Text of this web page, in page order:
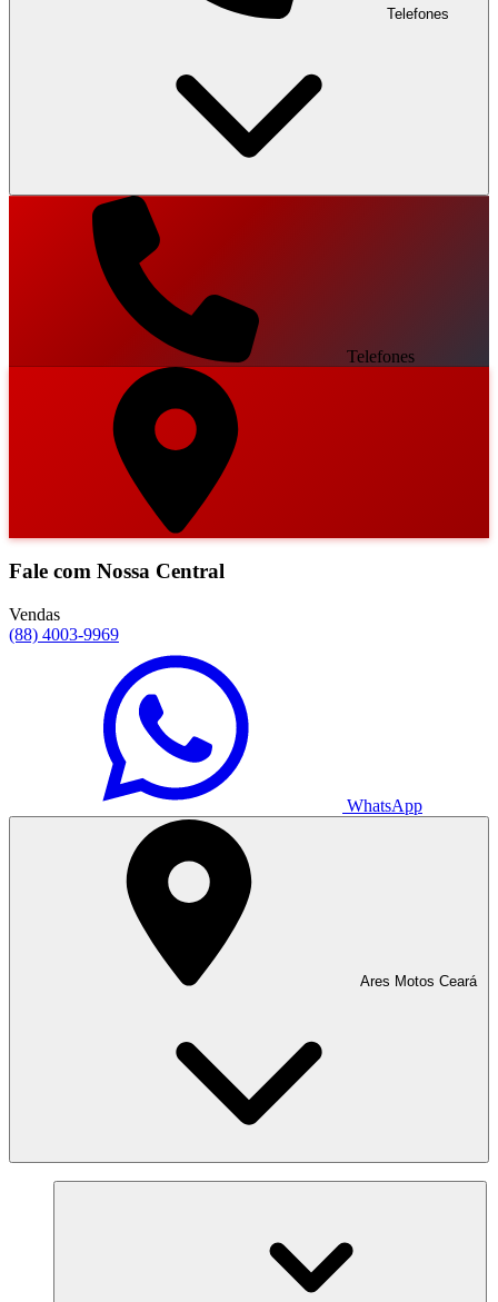
Telefones
Telefones
Fale com Nossa Central
Vendas
(88) 4003-9969
WhatsApp
Ares Motos Ceará